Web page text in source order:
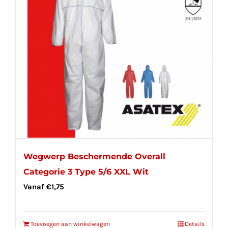
Wegwerp Beschermende Overall
Categorie 3 Type 5/6 XXL Wit
Vanaf €1,75
Toevoegen aan winkelwagen Details